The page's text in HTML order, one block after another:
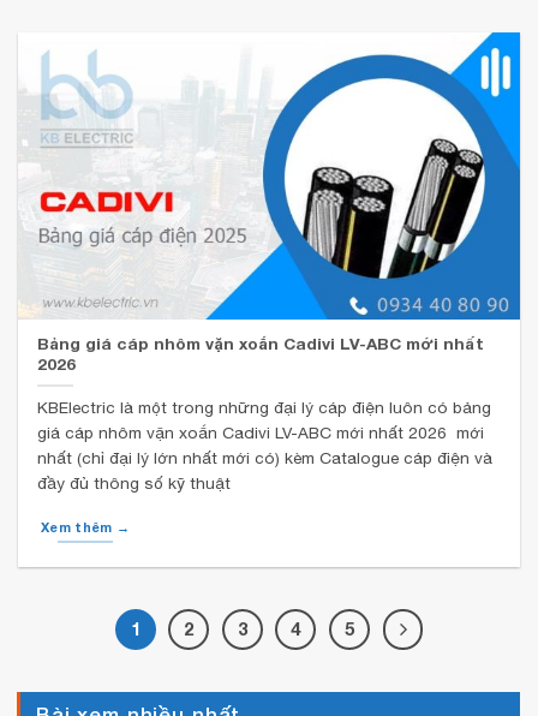
Bảng giá cáp nhôm vặn xoắn Cadivi LV-ABC mới nhất
2026
KBElectric là một trong những đại lý cáp điện luôn có bảng
giá cáp nhôm vặn xoắn Cadivi LV-ABC mới nhất 2026 mới
nhất (chỉ đại lý lớn nhất mới có) kèm Catalogue cáp điện và
đầy đủ thông số kỹ thuật
Xem thêm →
1 2 3 4 5